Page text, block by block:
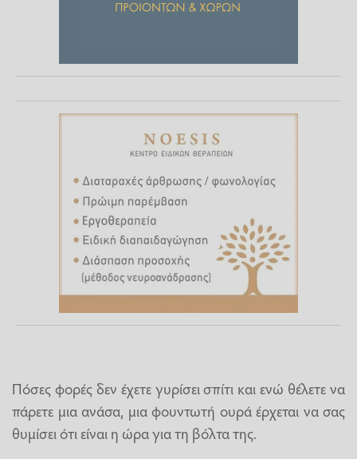
Πόσες φορές δεν έχετε γυρίσει σπίτι και ενώ θέλετε να
πάρετε μια ανάσα, μια φουντωτή ουρά έρχεται να σας
θυμίσει ότι είναι η ώρα για τη βόλτα της.